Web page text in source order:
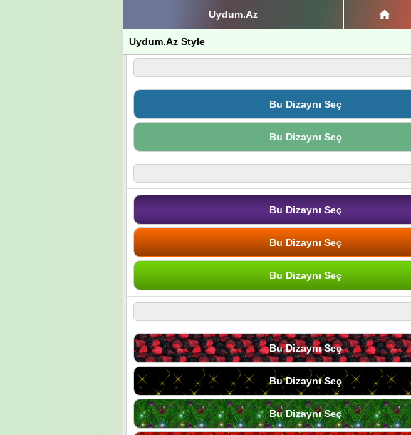
Uydum.Az
Uydum.Az Style
Bu Dizaynı Seç
Bu Dizaynı Seç
Bu Dizaynı Seç
Bu Dizaynı Seç
Bu Dizaynı Seç
Bu Dizaynı Seç
Bu Dizaynı Seç
Bu Dizaynı Seç